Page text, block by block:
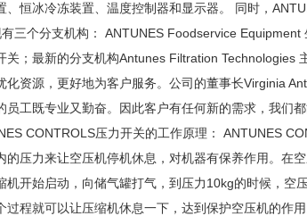
、恒冰冷冻装置、温度控制器和显示器。 同时，
三个分支机构： ANTUNES Foodservice
关；最新的分支机构Antunes Filtration Technologies
化资源，更好地为客户服务。公司的董事长Virginia
员工既专业又勤奋。因此客户有任何新的需求，我们
CONTROLS压力开关的工作原理： ANTUNES
的压力来让空压机停机休息，对机器有保养作用。在
机开始启动，向储气罐打气，到压力10kg的时候，空
过程就可以让压缩机休息一下，达到保护空压机的作用